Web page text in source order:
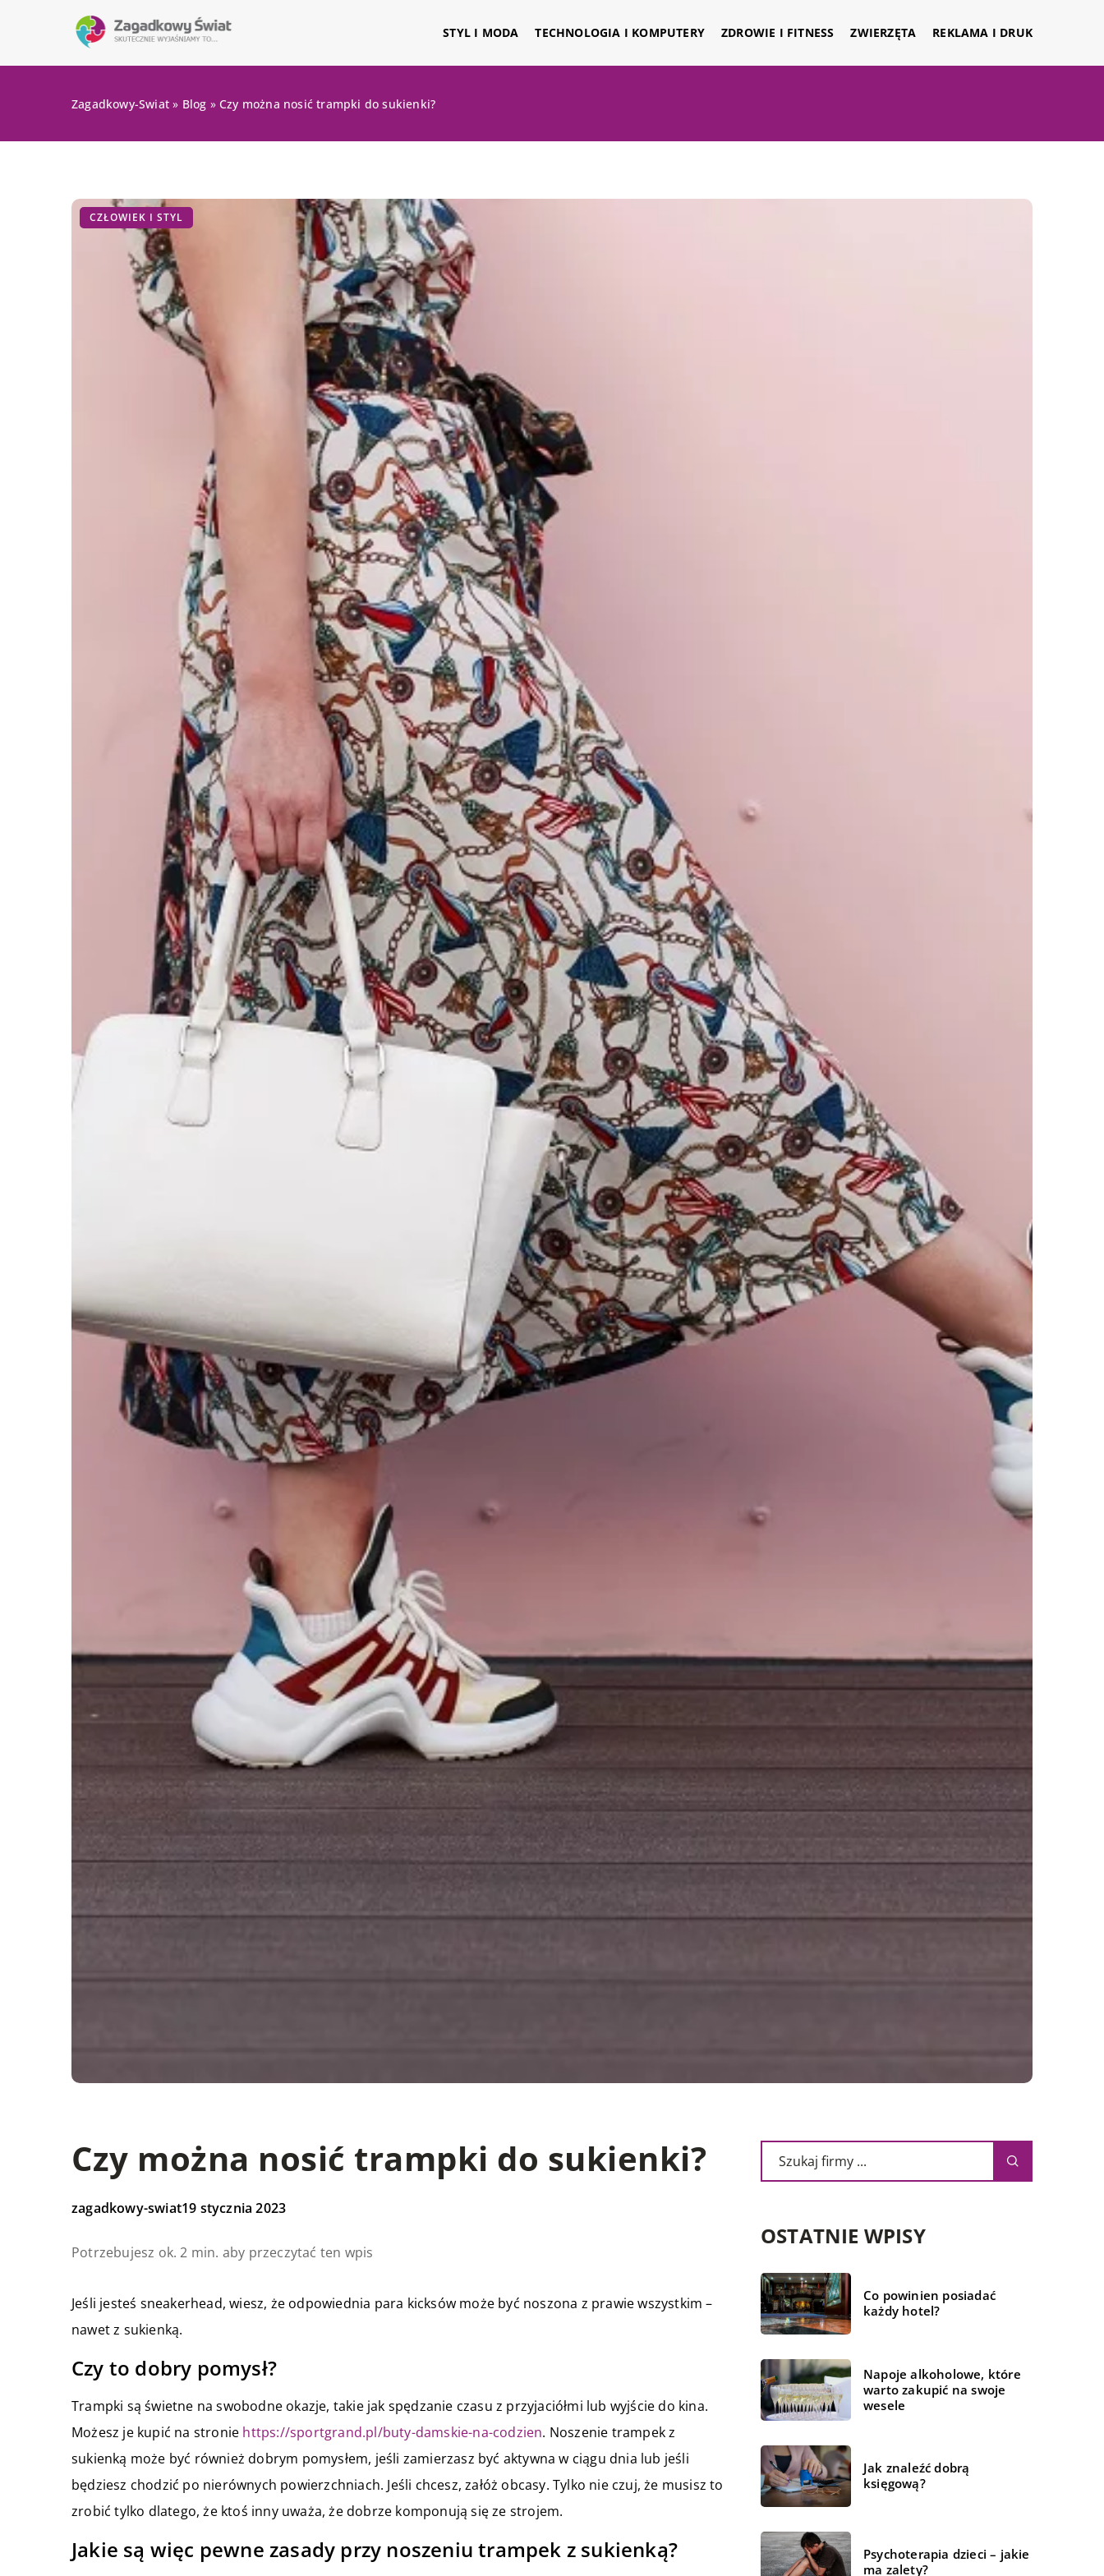
STYL I MODA TECHNOLOGIA I KOMPUTERY ZDROWIE I FITNESS ZWIERZĘTA REKLAMA I DRUK
Zagadkowy-Swiat » Blog »Czy można nosić trampki do sukienki?
CZŁOWIEK I STYL
Czy można nosić trampki do sukienki?
zagadkowy-swiat19 stycznia 2023
Potrzebujesz ok. 2 min. aby przeczytać ten wpis
Jeśli jesteś sneakerhead, wiesz, że odpowiednia para kicksów może być noszona z prawie wszystkim –
nawet z sukienką.
Czy to dobry pomysł?
Trampki są świetne na swobodne okazje, takie jak spędzanie czasu z przyjaciółmi lub wyjście do kina.
Możesz je kupić na stronie https://sportgrand.pl/buty-damskie-na-codzien. Noszenie trampek z
sukienką może być również dobrym pomysłem, jeśli zamierzasz być aktywna w ciągu dnia lub jeśli
będziesz chodzić po nierównych powierzchniach. Jeśli chcesz, załóż obcasy. Tylko nie czuj, że musisz to
zrobić tylko dlatego, że ktoś inny uważa, że dobrze komponują się ze strojem.
Jakie są więc pewne zasady przy noszeniu trampek z sukienką?
OSTATNIE WPISY
Co powinien posiadać
każdy hotel?
Napoje alkoholowe, które
warto zakupić na swoje
wesele
Jak znaleźć dobrą
księgową?
Psychoterapia dzieci – jakie
ma zalety?